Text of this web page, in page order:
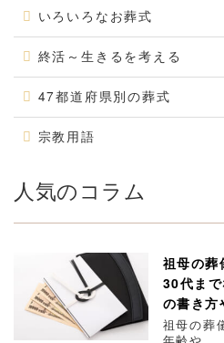
いろいろなお葬式
終活～生きるを考える
47都道府県別の葬式
宗教用語
人気のコラム
祖母の葬
30代ま
の書き方
祖母の葬
年齢や…